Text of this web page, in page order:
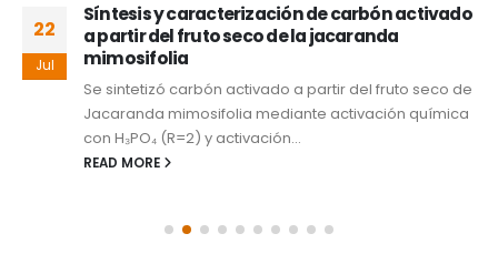
22
Jul
Síntesis y caracterización de carbón activado
a partir del fruto seco de la jacaranda
mimosifolia
Se sintetizó carbón activado a partir del fruto seco de
Jacaranda mimosifolia mediante activación química
con H₃PO₄ (R=2) y activación...
READ MORE